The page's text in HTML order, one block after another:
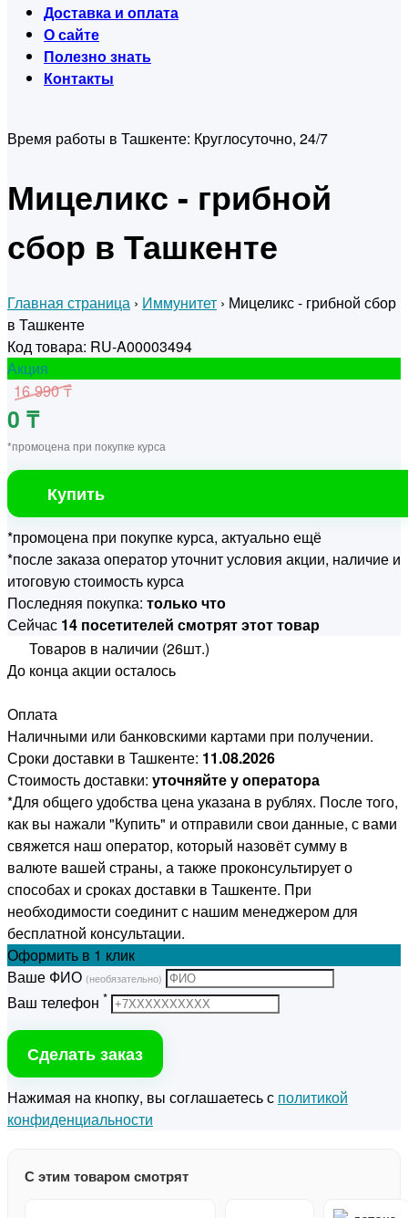
Доставка и оплата
О сайте
Полезно знать
Контакты
Время работы в Ташкенте: Круглосуточно, 24/7
Мицеликс - грибной
сбор в Ташкенте
Главная страница › Иммунитет › Мицеликс - грибной сбор
в Ташкенте
Код товара: RU-A00003494
Акция
16 990 ₸
0 ₸
*промоцена при покупке курса
Купить
*промоцена при покупке курса, актуально ещё
*после заказа оператор уточнит условия акции, наличие и
итоговую стоимость курса
Последняя покупка: только что
Сейчас 14 посетителей смотрят этот товар
Товаров в наличии (26шт.)
До конца акции осталось
Оплата
Наличными или банковскими картами при получении.
Сроки доставки в Ташкенте: 11.08.2026
Стоимость доставки: уточняйте у оператора
*Для общего удобства цена указана в рублях. После того,
как вы нажали "Купить" и отправили свои данные, с вами
свяжется наш оператор, который назовёт сумму в
валюте вашей страны, а также проконсультирует о
способах и сроках доставки в Ташкенте. При
необходимости соединит с нашим менеджером для
бесплатной консультации.
Оформить в 1 клик
Ваше ФИО (необязательно)
Ваш телефон *
Сделать заказ
Нажимая на кнопку, вы соглашаетесь с политикой
конфиденциальности
С этим товаром смотрят